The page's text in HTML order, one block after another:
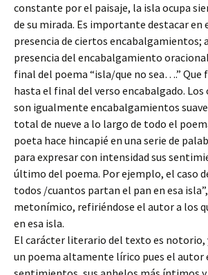
constante por el paisaje, la isla ocupa
de su mirada. Es importante destacar en
presencia de ciertos encabalgamientos;
presencia del encabalgamiento
final del poema “isla/que no sea….” Que
hasta el final del verso encabalgado.
son igualmente encabalgamientos
total de nueve a lo largo de todo el
poeta hace hincapié en una serie de
para expresar con intensidad sus
último del poema. Por ejemplo, el caso
todos /cuantos partan el pan en esa
metonímico, refiriéndose el autor a los
en esa isla.
El carácter literario del texto es notorio,
un poema altamente lírico pues el autor